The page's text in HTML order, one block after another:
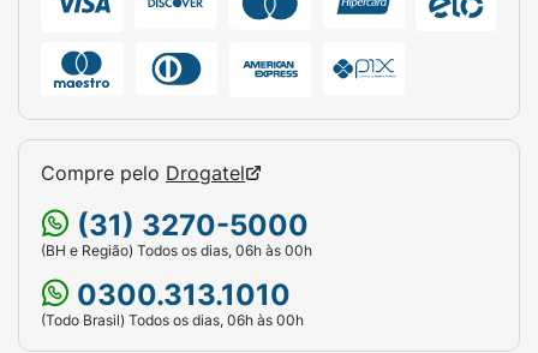
Compre pelo Drogatel
(31) 3270-5000
(BH e Região) Todos os dias, 06h às 00h
0300.313.1010
(Todo Brasil) Todos os dias, 06h às 00h